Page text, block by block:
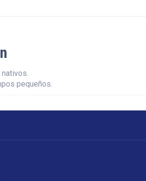
pequeños.